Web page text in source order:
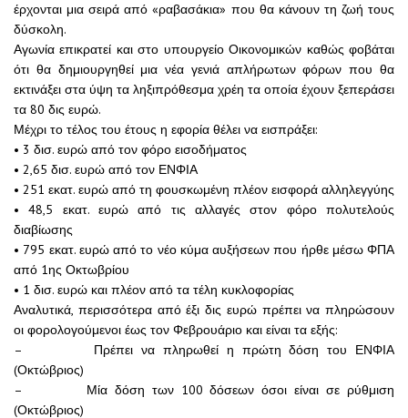
έρχονται μια σειρά από «ραβασάκια» που θα κάνουν τη ζωή τους
δύσκολη.
Αγωνία επικρατεί και στο υπουργείο Οικονομικών καθώς φοβάται
ότι θα δημιουργηθεί μια νέα γενιά απλήρωτων φόρων που θα
εκτινάξει στα ύψη τα ληξιπρόθεσμα χρέη τα οποία έχουν ξεπεράσει
τα 80 δις ευρώ.
Μέχρι το τέλος του έτους η εφορία θέλει να εισπράξει:
• 3 δισ. ευρώ από τον φόρο εισοδήματος
• 2,65 δισ. ευρώ από τον ΕΝΦΙΑ
• 251 εκατ. ευρώ από τη φουσκωμένη πλέον εισφορά αλληλεγγύης
• 48,5 εκατ. ευρώ από τις αλλαγές στον φόρο πολυτελούς
διαβίωσης
• 795 εκατ. ευρώ από το νέο κύμα αυξήσεων που ήρθε μέσω ΦΠΑ
από 1ης Οκτωβρίου
• 1 δισ. ευρώ και πλέον από τα τέλη κυκλοφορίας
Αναλυτικά, περισσότερα από έξι δις ευρώ πρέπει να πληρώσουν
οι φορολογούμενοι έως τον Φεβρουάριο και είναι τα εξής:
– Πρέπει να πληρωθεί η πρώτη δόση του ΕΝΦΙΑ
(Οκτώβριος)
– Μία δόση των 100 δόσεων όσοι είναι σε ρύθμιση
(Οκτώβριος)